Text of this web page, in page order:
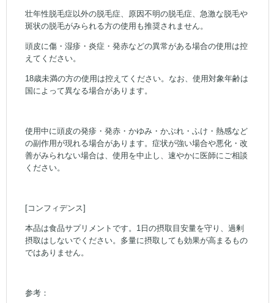
壮年性脱毛症以外の脱毛症、原因不明の脱毛症、急激な脱毛や
斑状の脱毛がみられる方の使用も推奨されません。
頭皮に傷・湿疹・炎症・発赤などの異常がある場合の使用は控
えてください。
18歳未満の方の使用は控えてください。なお、使用対象年齢は
国によって異なる場合があります。
使用中に頭皮の発疹・発赤・かゆみ・かぶれ・ふけ・熱感など
の副作用が現れる場合があります。症状が強い場合や悪化・改
善がみられない場合は、使用を中止し、速やかに医師にご相談
ください。
[コンフィデンス]
本品は食品サプリメントです。1日の摂取目安量を守り、過剰
摂取はしないでください。多量に摂取しても効果が高まるもの
ではありません。
参考：